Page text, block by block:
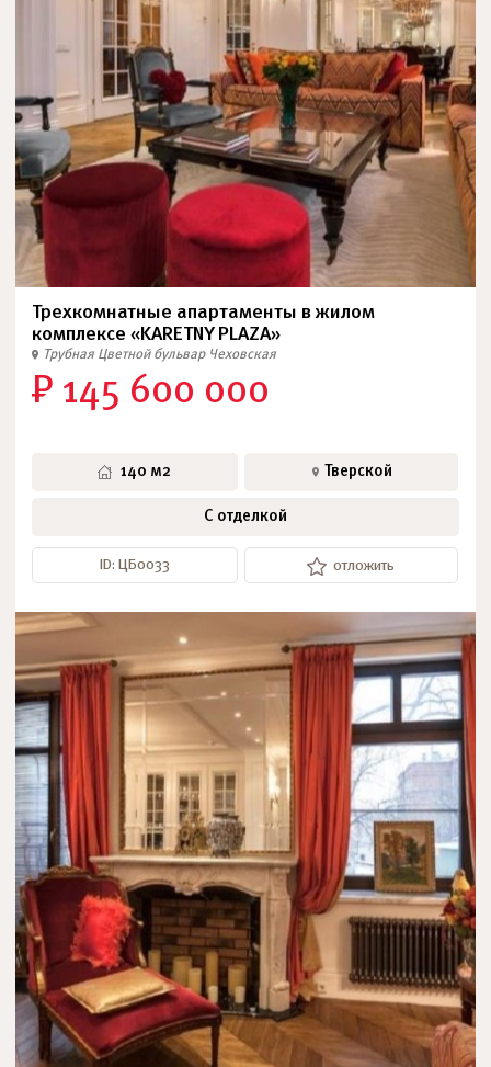
Трехкомнатные апартаменты в жилом
комплексе «KARETNY PLAZA»
Трубная Цветной бульвар Чеховская
₽ 145 600 000
140 м2 Тверской
С отделкой
ID: ЦБ0033 отложить